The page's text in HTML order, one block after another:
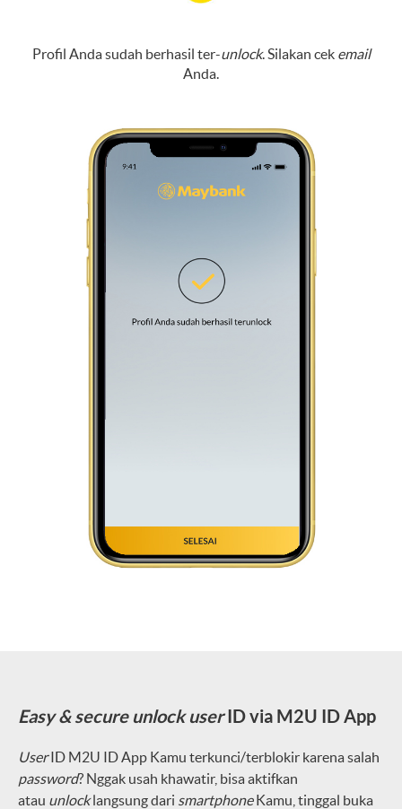
Profil Anda sudah berhasil ter-unlock. Silakan cek email
Anda.
Easy & secure unlock userID via M2U ID App
UserID M2U ID App Kamu terkunci/terblokir karena salah
password? Nggak usah khawatir, bisa aktifkan
atau unlocklangsung dari smartphoneKamu, tinggal buka